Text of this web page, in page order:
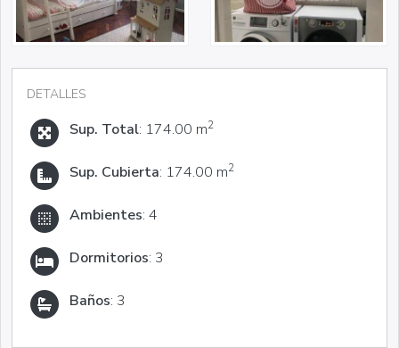
DETALLES
Sup. Total: 174.00 m2
Sup. Cubierta: 174.00 m2
Ambientes: 4
Dormitorios: 3
Baños: 3